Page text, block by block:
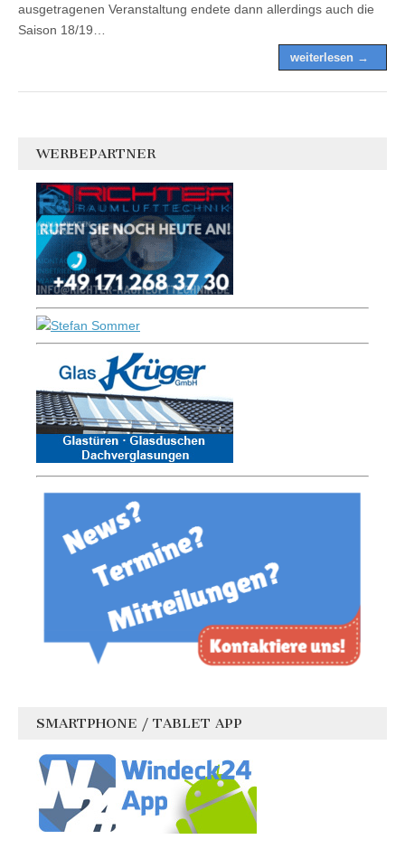
ausgetragenen Veranstaltung endete dann allerdings auch die
Saison 18/19…
weiterlesen →
WERBEPARTNER
SMARTPHONE / TABLET APP